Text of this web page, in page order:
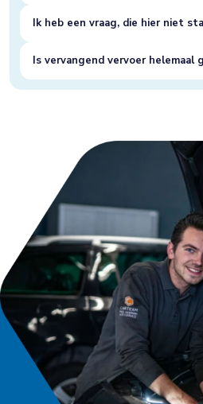
Ik heb een vraag, die hier niet
Is vervangend vervoer helemaal